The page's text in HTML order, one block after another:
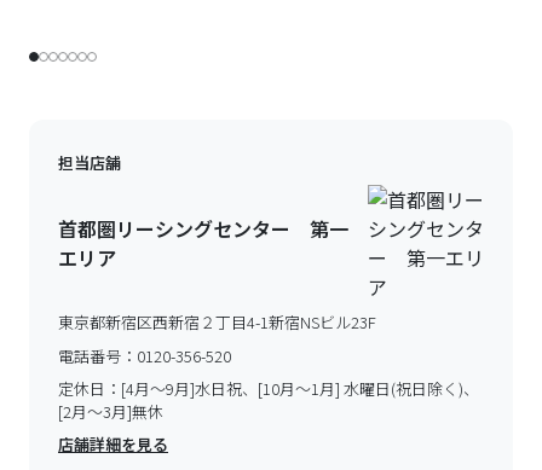
担当店舗
首都圏リーシングセンター 第一
エリア
東京都新宿区西新宿２丁目4-1新宿NSビル23F
電話番号： 0120-356-520
定休日： [4月～9月]水日祝、[10月～1月] 水曜日(祝日除く)、
[2月～3月]無休
店舗詳細を見る